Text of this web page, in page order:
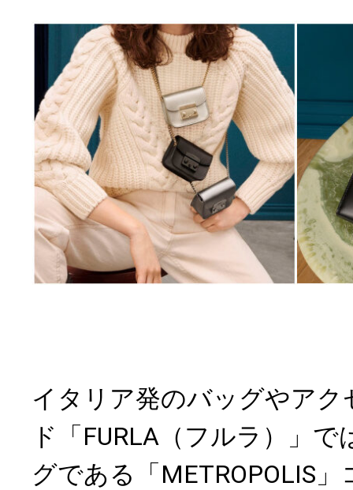
イタリア発のバッグやア
ド「FURLA（フルラ）」
グである「METROPOLIS